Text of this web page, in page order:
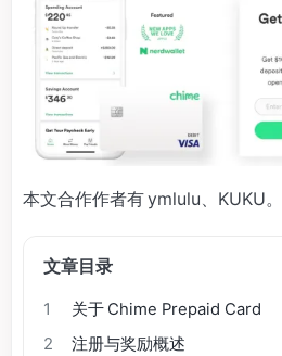
本文合作作者有 ymlulu、KUKU。
文章目录
1
关于 Chime Prepaid Card
2
注册与奖励概述